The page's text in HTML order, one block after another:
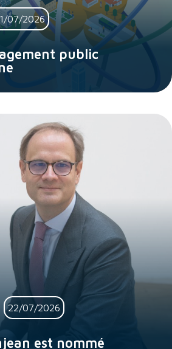
07/2026
public
22/07/2026
est nommé